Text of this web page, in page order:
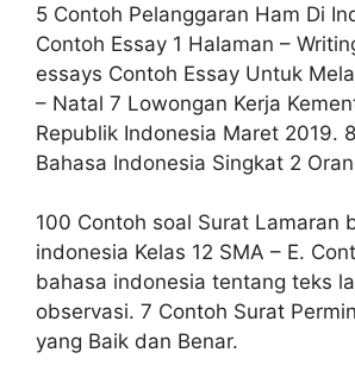
5 Contoh Pelanggaran Ham Di
Contoh Essay 1 Halaman –
essays Contoh Essay Untuk
– Natal 7 Lowongan Kerja
Republik Indonesia Maret 2019.
Bahasa Indonesia Singkat 2
100 Contoh soal Surat Lamaran
indonesia Kelas 12 SMA – E.
bahasa indonesia tentang teks
observasi. 7 Contoh Surat
yang Baik dan Benar.